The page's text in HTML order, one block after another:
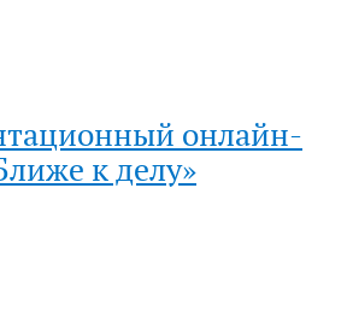
онлайн-
к делу»